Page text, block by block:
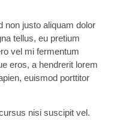
non justo aliquam dolor
tellus, eu pretium
vel mi fermentum
eros, a hendrerit lorem
euismod porttitor
nisi suscipit vel.